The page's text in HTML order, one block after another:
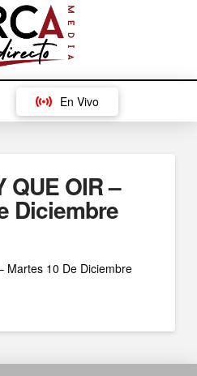
En Vivo
QUE OIR –
Diciembre
Martes 10 De Diciembre